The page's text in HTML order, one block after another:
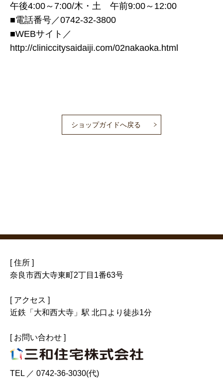
午後4:00～7:00/木・土 午前9:00～12:00
■電話番号／0742-32-3800
■WEBサイト／
http://cliniccitysaidaiji.com/02nakaoka.html
ショップガイドへ戻る
[ 住所 ]
奈良市西大寺東町2丁目1番63号
[ アクセス ]
近鉄「大和西大寺」駅 北口より徒歩1分
[ お問い合わせ ]
TEL ／ 0742-36-3030(代)